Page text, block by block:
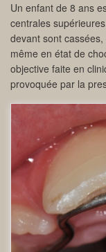
Un enfant de 8 ans
centrales
devant sont
même en état de
objective faite en
provoquée par la